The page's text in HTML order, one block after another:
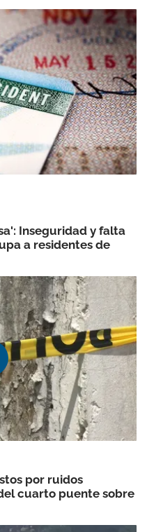
Inseguridad y falta
a residentes de
por ruidos
cuarto puente sobre